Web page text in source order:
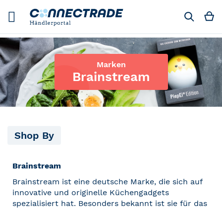
to
Content
Suchen
Brainstream
Marken
Brainstream
Brainstream ist eine deutsche Marke, die sich auf
innovative und originelle Küchengadgets
spezialisiert hat. Besonders bekannt ist sie für das
Shop By